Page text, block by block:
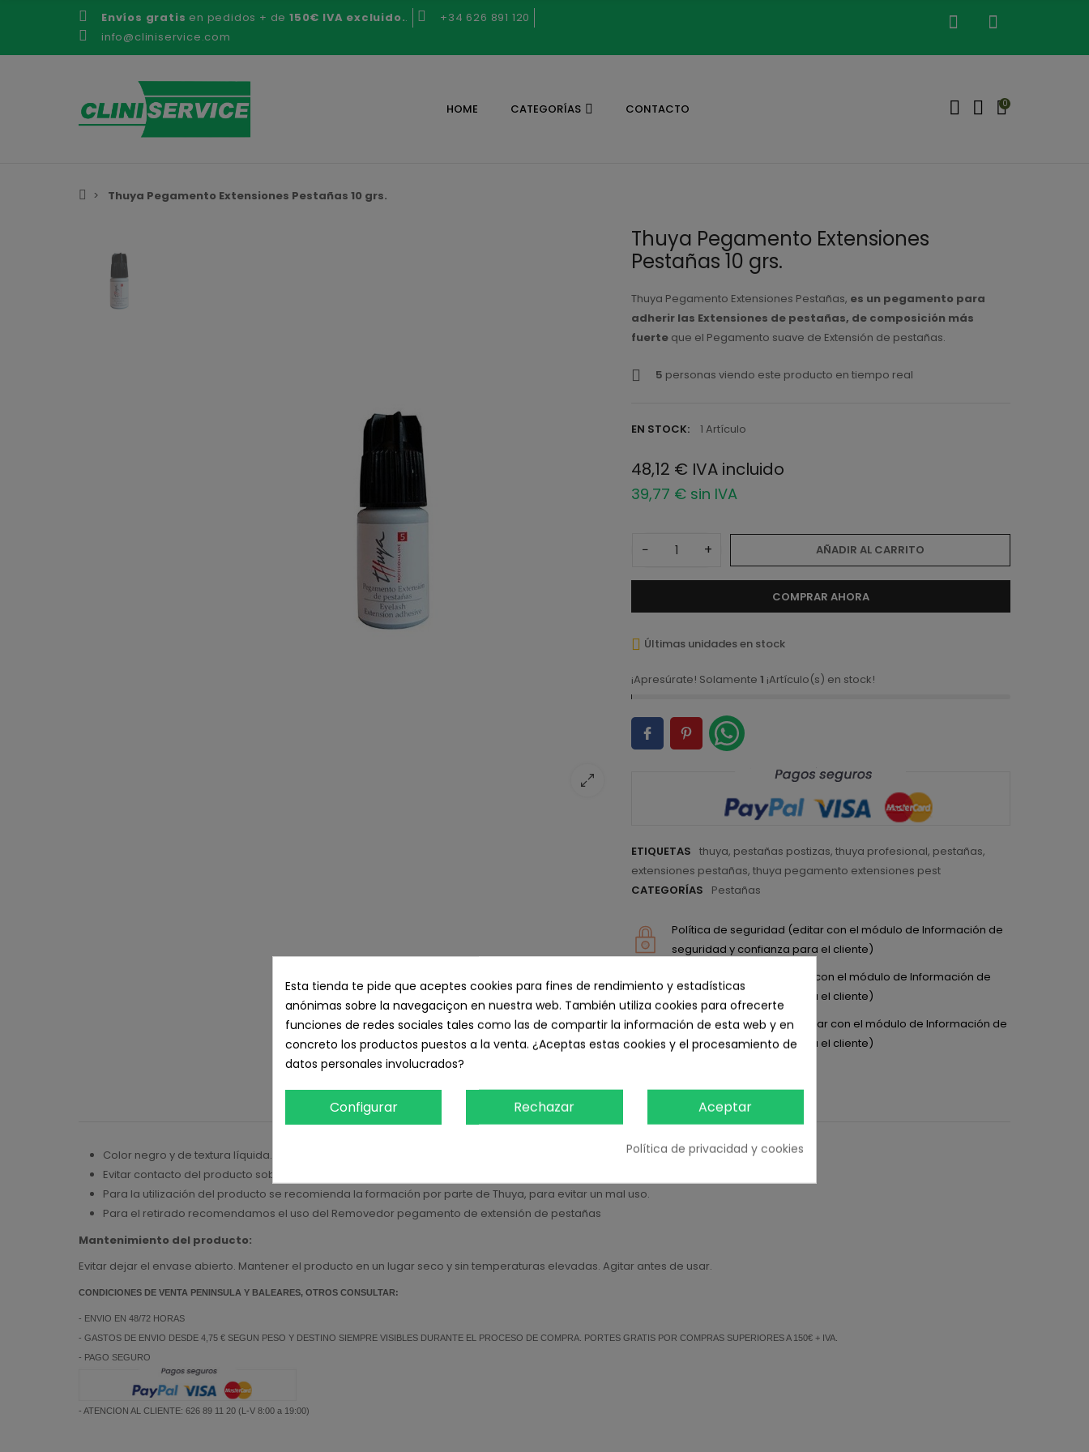
Envíos gratis en pedidos + de150€ IVA excluido..
+34 626 891 120
info@cliniservice.com
HOME CATEGORÍAS CONTACTO 0
Thuya Pegamento Extensiones Pestañas 10 grs.
Thuya Pegamento Extensiones
Pestañas 10 grs.
Thuya Pegamento Extensiones Pestañas, es un pegamento para
adherir las Extensiones de pestañas, de composición más
fuerte que el Pegamento suave de Extensión de pestañas.
5 personas viendo este producto en tiempo real
EN STOCK: 1 Artículo
48,12 € IVA incluido
39,77 € sin IVA
− + AÑADIR AL CARRITO
COMPRAR AHORA
Últimas unidades en stock
¡Apresúrate! Solamente1 ¡Artículo(s) en stock!
ETIQUETAS thuya, pestañas postizas,thuya profesional, pestañas,
extensiones pestañas,thuya pegamento extensiones pest
CATEGORÍAS
Pestañas
Política de seguridad (editar con el módulo de Información de
seguridad y confianza para el cliente)
Política de entrega (editar con el módulo de Información de
seguridad y confianza para el cliente)
Política de devolución (editar con el módulo de Información de
seguridad y confianza para el cliente)
Descripción Detalles del producto Reseñas
Color negro y de textura líquida.
Evitar contacto del producto sobre el ojo y la piel. Indicado para servicios duraderos en los que se realizan mantenimientos.
Para la utilización del producto se recomienda la formación por parte de Thuya, para evitar un mal uso.
Para el retirado recomendamos el uso del Removedor pegamento de extensión de pestañas
Mantenimiento del producto:
Evitar dejar el envase abierto. Mantener el producto en un lugar seco y sin temperaturas elevadas. Agitar antes de usar.
CONDICIONES DE VENTA PENINSULA Y BALEARES, OTROS CONSULTAR:
- ENVIO EN 48/72 HORAS
- GASTOS DE ENVIO DESDE 4,75 € SEGUN PESO Y DESTINO SIEMPRE VISIBLES DURANTE EL PROCESO DE COMPRA. PORTES GRATIS POR COMPRAS SUPERIORES A 150€ + IVA.
- PAGO SEGURO
- ATENCION AL CLIENTE: 626 89 11 20 (L-V 8:00 a 19:00)
Esta tienda te pide que aceptes cookies para fines de rendimiento y estadísticas
anónimas sobre la navegaciçon en nuestra web. También utiliza cookies para ofrecerte
funciones de redes sociales tales como las de compartir la información de esta web y en
concreto los productos puestos a la venta. ¿Aceptas estas cookies y el procesamiento de
datos personales involucrados?
Configurar Rechazar Aceptar
Política de privacidad y cookies